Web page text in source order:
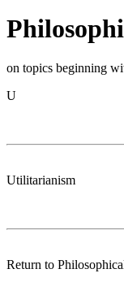
on topics beginning
U
Utilitarianism
Return to